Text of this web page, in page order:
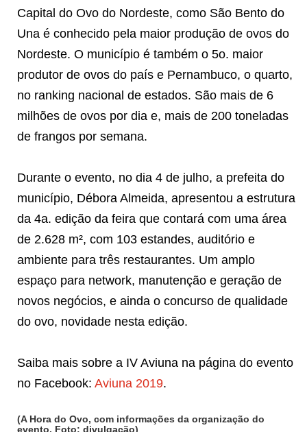
Capital do Ovo do Nordeste, como São Bento do
Una é conhecido pela maior produção de ovos do
Nordeste. O município é também o 5o. maior
produtor de ovos do país e Pernambuco, o quarto,
no ranking nacional de estados. São mais de 6
milhões de ovos por dia e, mais de 200 toneladas
de frangos por semana.
Durante o evento, no dia 4 de julho, a prefeita do
município, Débora Almeida, apresentou a estrutura
da 4a. edição da feira que contará com uma área
de 2.628 m², com 103 estandes, auditório e
ambiente para três restaurantes. Um amplo
espaço para network, manutenção e geração de
novos negócios, e ainda o concurso de qualidade
do ovo, novidade nesta edição.
Saiba mais sobre a IV Aviuna na página do evento
no Facebook: Aviuna 2019.
(A Hora do Ovo, com informações da organização do
evento. Foto: divulgação)